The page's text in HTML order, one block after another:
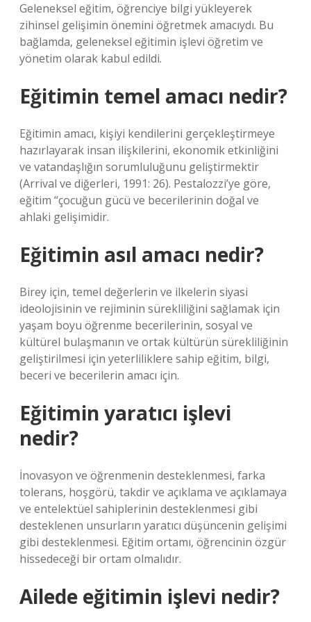
Geleneksel eğitim, öğrenciye bilgi yükleyerek
zihinsel gelişimin önemini öğretmek amacıydı. Bu
bağlamda, geleneksel eğitimin işlevi öğretim ve
yönetim olarak kabul edildi.
Eğitimin temel amacı nedir?
Eğitimin amacı, kişiyi kendilerini gerçekleştirmeye
hazırlayarak insan ilişkilerini, ekonomik etkinliğini
ve vatandaşlığın sorumluluğunu geliştirmektir
(Arrival ve diğerleri, 1991: 26). Pestalozzi’ye göre,
eğitim “çocuğun gücü ve becerilerinin doğal ve
ahlaki gelişimidir.
Eğitimin asıl amacı nedir?
Birey için, temel değerlerin ve ilkelerin siyasi
ideolojisinin ve rejiminin sürekliliğini sağlamak için
yaşam boyu öğrenme becerilerinin, sosyal ve
kültürel bulaşmanın ve ortak kültürün sürekliliğinin
geliştirilmesi için yeterliliklere sahip eğitim, bilgi,
beceri ve becerilerin amacı için.
Eğitimin yaratıcı işlevi
nedir?
İnovasyon ve öğrenmenin desteklenmesi, farka
tolerans, hoşgörü, takdir ve açıklama ve açıklamaya
ve entelektüel sahiplerinin desteklenmesi gibi
desteklenen unsurların yaratıcı düşüncenin gelişimi
gibi desteklenmesi. Eğitim ortamı, öğrencinin özgür
hissedeceği bir ortam olmalıdır.
Ailede eğitimin işlevi nedir?